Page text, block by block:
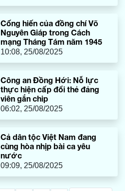
Cống hiến của đồng chí Võ
Nguyên Giáp trong Cách
mạng Tháng Tám năm 1945
10:08, 25/08/2025
Công an Đồng Hới: Nỗ lực
thực hiện cấp đổi thẻ đảng
viên gắn chip
06:02, 25/08/2025
Cả dân tộc Việt Nam đang
cùng hòa nhịp bài ca yêu
nước
09:09, 25/08/2025